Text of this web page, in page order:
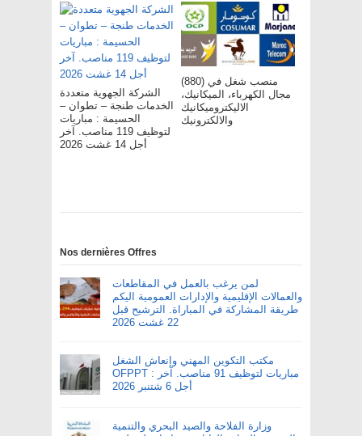
الشركة الجهوية متعددة
الخدمات طنجة – تطوان –
الحسيمة : مباريات
لتوظيف 119 مناصب. آخر
أجل 14 غشت 2026
(880) منصب شغل في
مجال الكهرباء، الميكانيك،
الاليكتروميكانيك
والالكترونيك
Nos dernières Offres
لمن يرغب بالعمل في المقاطعات
والعمالات الإقليمية والإدارات العمومية اليكم
طريقة المشاركة في المباراة. الترشيح قبل
22 غشت 2026
مكتب التكوين المهني وإنعاش الشغل
OFPPT : مباريات لتوظيف 91 مناصب. آخر
أجل 6 شتنبر 2026
وزارة الفلاحة والصيد البحري والتنمية